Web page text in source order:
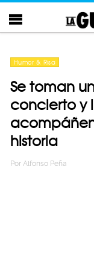
Humor & Risa
Se toman
concierto y
historia
Por Alfonso Peña